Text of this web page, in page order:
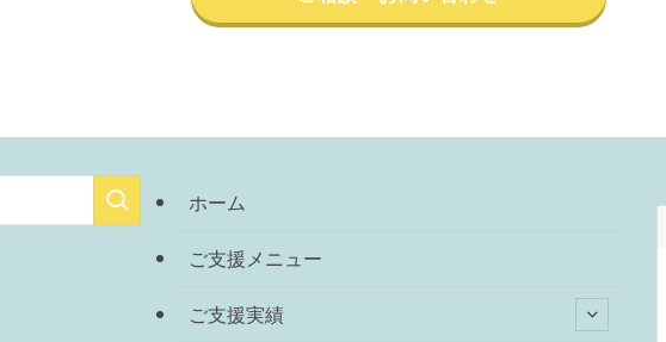
ホーム
ご支援メニュー
ご支援実績